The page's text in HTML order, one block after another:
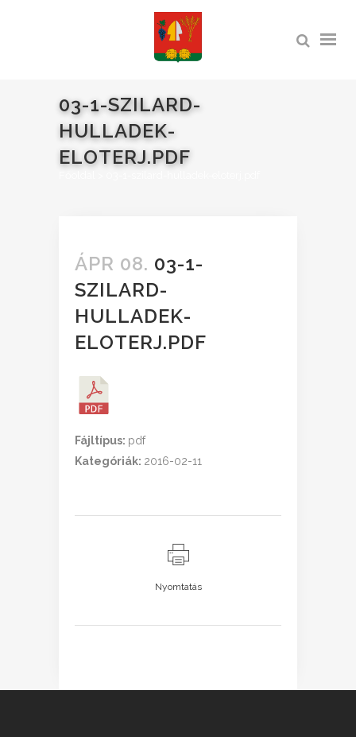
03-1-SZILARD-
HULLADEK-
ELOTERJ.PDF
ÁPR 08. 03-1-
SZILARD-
HULLADEK-
ELOTERJ.PDF
Fájltípus: pdf
Kategóriák: 2016-02-11
Nyomtatás